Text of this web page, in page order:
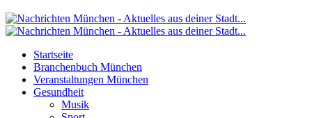
Startseite
Branchenbuch München
Veranstaltungen München
Gesundheit
Musik